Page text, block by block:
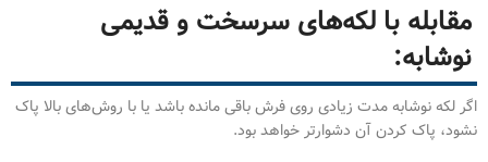
مقابله با لکه‌های سرسخت و قدیمی
نوشابه:
اگر لکه نوشابه مدت زیادی روی فرش باقی مانده باشد یا با روش‌های بالا پاک
نشود، پاک کردن آن دشوارتر خواهد بود.